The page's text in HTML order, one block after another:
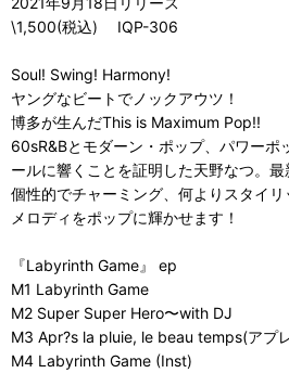
\1,500(税込) IQP-306
Soul! Swing! Harmony!
ヤングなビートでノックアウツ！
博多が生んだThis is Maximum Pop!!
60sR&Bとモダーン・ポップ、パワーポ
ールに響くことを証明した天野なつ。最
個性的でチャーミング、何よりスタイ
メロディをポップに輝かせます！
『Labyrinth Game』 ep
M1 Labyrinth Game
M2 Super Super Hero〜with DJ
M3 Apr?s la pluie, le beau temps(アプ
M4 Labyrinth Game (Inst)